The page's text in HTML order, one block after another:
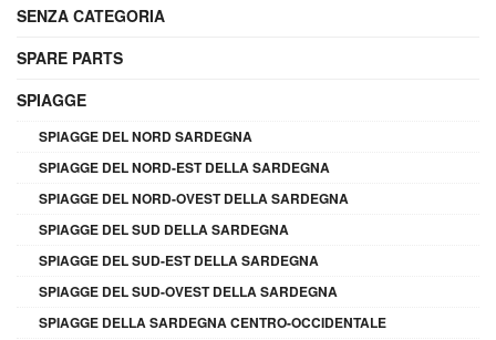
SENZA CATEGORIA
SPARE PARTS
SPIAGGE
SPIAGGE DEL NORD SARDEGNA
SPIAGGE DEL NORD-EST DELLA SARDEGNA
SPIAGGE DEL NORD-OVEST DELLA SARDEGNA
SPIAGGE DEL SUD DELLA SARDEGNA
SPIAGGE DEL SUD-EST DELLA SARDEGNA
SPIAGGE DEL SUD-OVEST DELLA SARDEGNA
SPIAGGE DELLA SARDEGNA CENTRO-OCCIDENTALE